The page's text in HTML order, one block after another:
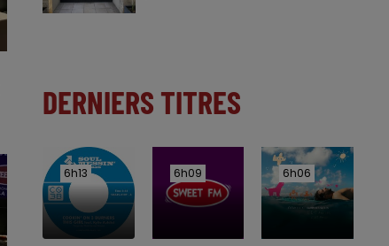
DERNIERS TITRES
6h13
6h13 6h09
6h09 6h06
6h06